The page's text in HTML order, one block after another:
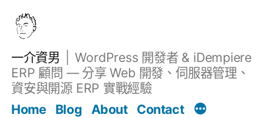
一介資男
WordPress 開發者 & iDempiere
ERP 顧問 — 分享 Web 開發、伺服器管理、
資安與開源 ERP 實戰經驗
Home
Blog About Contact
文章